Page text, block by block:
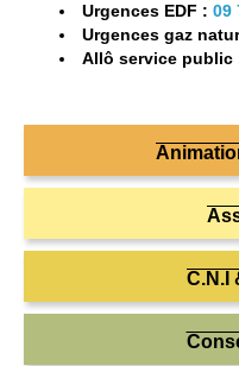
Urgences EDF : 09
Urgences gaz
Allô service public
C.N.I